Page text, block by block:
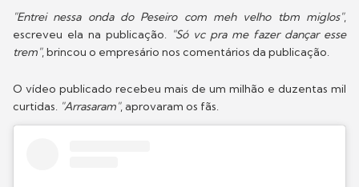
"Entrei nessa onda do Peseiro com meh velho tbm miglos",
escreveu ela na publicação. "Só vc pra me fazer dançar esse
trem", brincou o empresário nos comentários da publicação.
O vídeo publicado recebeu mais de um milhão e duzentas mil
curtidas. "Arrasaram", aprovaram os fãs.